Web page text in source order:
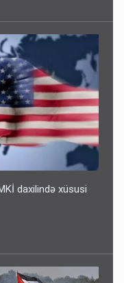
daxilində xüsusi